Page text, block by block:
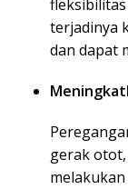
terjadinya
dan dapat
gerak